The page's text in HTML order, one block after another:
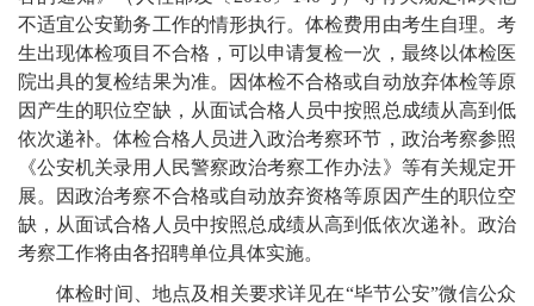
不适宜公安勤务工作的情形执行。体检费用由考生自理。考
生出现体检项目不合格，可以申请复检一次，最终以体检医
院出具的复检结果为准。因体检不合格或自动放弃体检等原
因产生的职位空缺，从面试合格人员中按照总成绩从高到低
依次递补。体检合格人员进入政治考察环节，政治考察参照
《公安机关录用人民警察政治考察工作办法》等有关规定开
展。因政治考察不合格或自动放弃资格等原因产生的职位空
缺，从面试合格人员中按照总成绩从高到低依次递补。 政治
考察工作将由各招聘单位具体实施。
体检时间、地点及相关要求详见在“毕节公安”微信公众